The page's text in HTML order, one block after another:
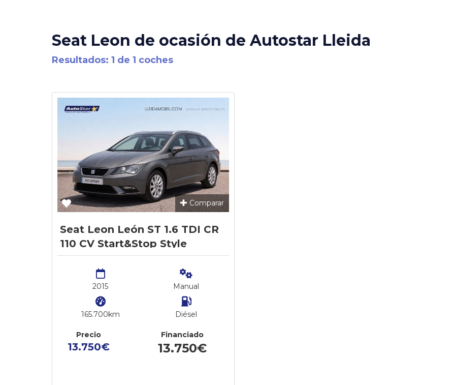
Seat Leon de ocasión de Autostar Lleida
Resultados: 1 de 1 coches
Comparar
Seat Leon León ST 1.6 TDI CR
110 CV Start&Stop Style
Ecomotive
2015
165.700km
Manual
Diésel
Precio
13.750€
Financiado
13.750€